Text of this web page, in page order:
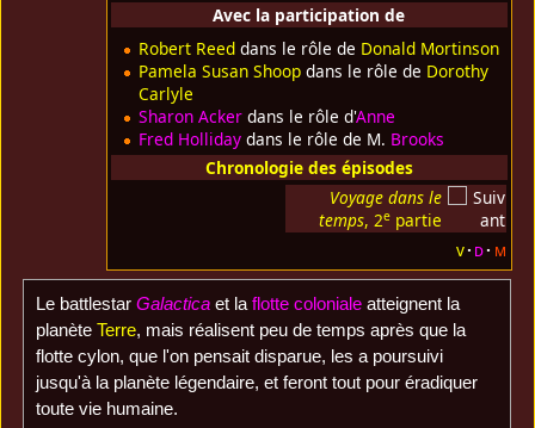
Avec la participation de
Robert Reeddans le rôle de Donald Mortinson
Pamela Susan Shoopdans le rôle de Dorothy
Carlyle
Sharon Ackerdans le rôle d'Anne
Fred Hollidaydans le rôle de M. Brooks
Chronologie des épisodes
Voyage dans le
temps, 2epartie
v d m
Le battlestar Galacticaet la flotte colonialeatteignent la
planète Terre, mais réalisent peu de temps après que la
flotte cylon, que l'on pensait disparue, les a poursuivi
jusqu'à la planète légendaire, et feront tout pour éradiquer
toute vie humaine.